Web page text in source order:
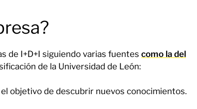
de I+D+I siguiendo varias fuentes como la del
de la Universidad de León:
objetivo de descubrir nuevos conocimientos.